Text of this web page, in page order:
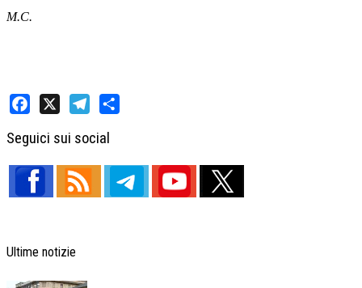
M.C.
Seguici sui social
Ultime notizie